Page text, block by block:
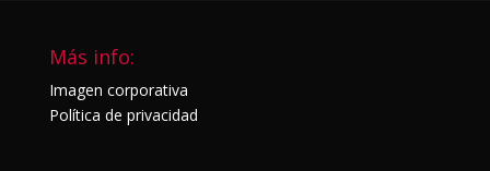
Más info:
Imagen corporativa
Política de privacidad